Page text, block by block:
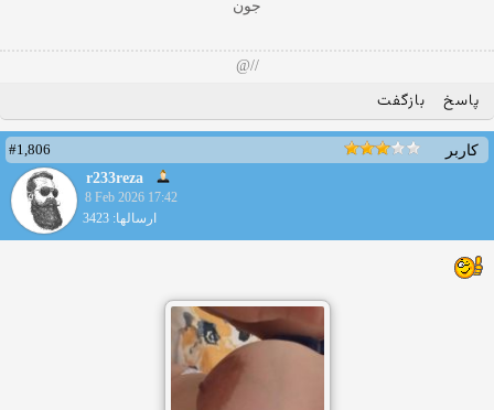
جون
//@
پاسخ بازگفت
کاربر
#1,806
r233reza
8 Feb 2026 17:42
ارسالها: 3423